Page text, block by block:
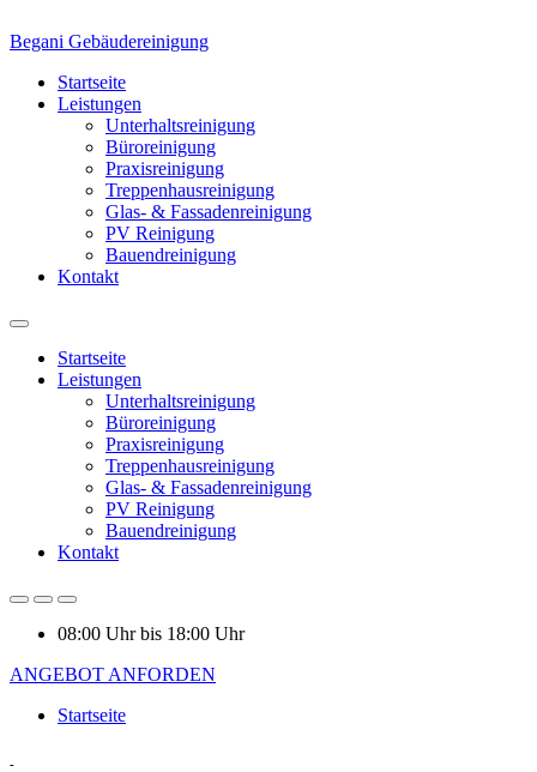
Begani Gebäudereinigung
Startseite
Leistungen
Unterhaltsreinigung
Büroreinigung
Praxisreinigung
Treppenhausreinigung
Glas- & Fassadenreinigung
PV Reinigung
Bauendreinigung
Kontakt
Startseite
Leistungen
Unterhaltsreinigung
Büroreinigung
Praxisreinigung
Treppenhausreinigung
Glas- & Fassadenreinigung
PV Reinigung
Bauendreinigung
Kontakt
08:00 Uhr bis 18:00 Uhr
ANGEBOT ANFORDEN
Startseite
-